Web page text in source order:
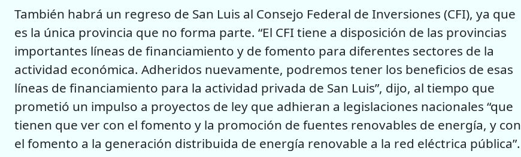
También habrá un regreso de San Luis al Consejo Federal de Inversiones (CFI), ya que
es la única provincia que no forma parte. “El CFI tiene a disposición de las provincias
importantes líneas de financiamiento y de fomento para diferentes sectores de la
actividad económica. Adheridos nuevamente, podremos tener los beneficios de esas
líneas de financiamiento para la actividad privada de San Luis”, dijo, al tiempo que
prometió un impulso a proyectos de ley que adhieran a legislaciones nacionales “que
tienen que ver con el fomento y la promoción de fuentes renovables de energía, y con
el fomento a la generación distribuida de energía renovable a la red eléctrica pública”.